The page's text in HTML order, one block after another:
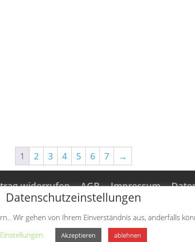
1 2 3 4 5 6 7 →
widerrufen AGB Impressum
Datenschutzeinstellungen
Wir gehen von Ihrem Einverständnis aus, anderfalls
Einstellungen
Akzeptieren ablehnen